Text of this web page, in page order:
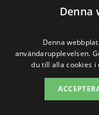
Det är viktigt
erbjudanden
hitta det
vår plattform
Denna
Denna
användarupplevelsen.
du till alla cookies i